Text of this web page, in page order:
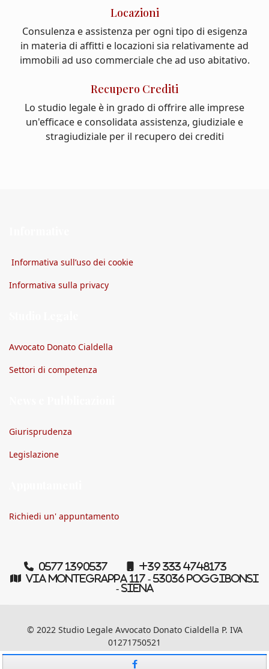
Locazioni
Consulenza e assistenza per ogni tipo di esigenza
in materia di affitti e locazioni sia relativamente ad
immobili ad uso commerciale che ad uso abitativo.
Recupero Crediti
Lo studio legale è in grado di offrire alle imprese
un'efficace e consolidata assistenza, giudiziale e
stragiudiziale per il recupero dei crediti
Informativa sull’uso dei cookie
Informativa sulla privacy
Avvocato Donato Cialdella
Settori di competenza
Giurisprudenza
Legislazione
Richiedi un' appuntamento
0577 1390537
+39 333 4748173
Via Montegrappa 117 - 53036 Poggibonsi
- Siena
© 2022 Studio Legale Avvocato Donato Cialdella P. IVA
01271750521